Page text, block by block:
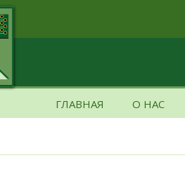
ГЛАВНАЯ О НАС